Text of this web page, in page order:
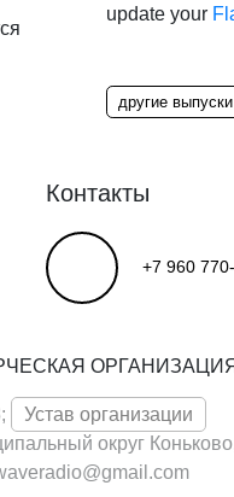
update your
другие выпуски
Контакты
+7 960
Устав организации
округ